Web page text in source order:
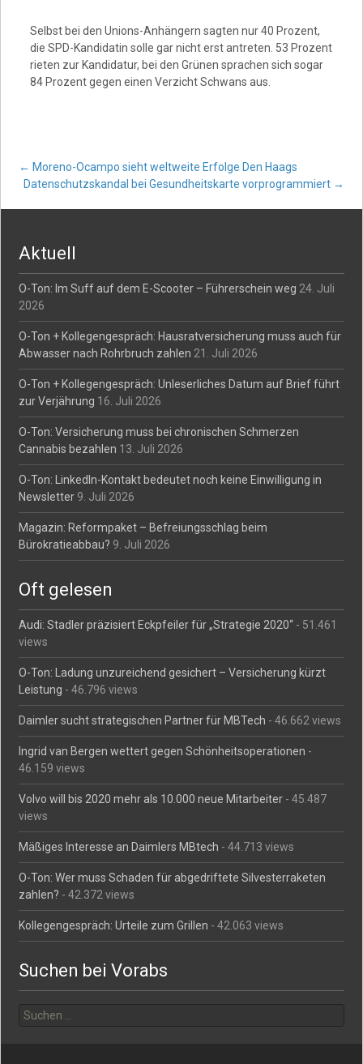
Selbst bei den Unions-Anhängern sagten nur 40 Prozent,
die SPD-Kandidatin solle gar nicht erst antreten. 53 Prozent
rieten zur Kandidatur, bei den Grünen sprachen sich sogar
84 Prozent gegen einen Verzicht Schwans aus.
Post
← Moreno-Ocampo sieht weltweite Erfolge Den Haags
Datenschutzskandal bei Gesundheitskarte vorprogrammiert →
Aktuell
O-Ton: Im Suff auf dem E-Scooter – Führerschein weg 24. Juli
2026
O-Ton + Kollegengespräch: Hausratversicherung muss auch für
Abwasser nach Rohrbruch zahlen 21. Juli 2026
O-Ton + Kollegengespräch: Unleserliches Datum auf Brief führt
zur Verjährung 16. Juli 2026
O-Ton: Versicherung muss bei chronischen Schmerzen
Cannabis bezahlen 13. Juli 2026
O-Ton: LinkedIn-Kontakt bedeutet noch keine Einwilligung in
Newsletter 9. Juli 2026
Magazin: Reformpaket – Befreiungsschlag beim
Bürokratieabbau? 9. Juli 2026
Oft gelesen
Audi: Stadler präzisiert Eckpfeiler für „Strategie 2020“ - 51.461
views
O-Ton: Ladung unzureichend gesichert – Versicherung kürzt
Leistung - 46.796 views
Daimler sucht strategischen Partner für MBTech - 46.662 views
Ingrid van Bergen wettert gegen Schönheitsoperationen -
46.159 views
Volvo will bis 2020 mehr als 10.000 neue Mitarbeiter - 45.487
views
Mäßiges Interesse an Daimlers MBtech - 44.713 views
O-Ton: Wer muss Schaden für abgedriftete Silvesterraketen
zahlen? - 42.372 views
Kollegengespräch: Urteile zum Grillen - 42.063 views
Suchen bei Vorabs
nach: